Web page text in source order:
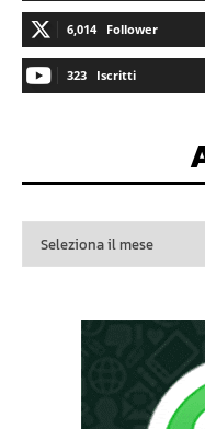
6,014 Follower
323 Iscritti